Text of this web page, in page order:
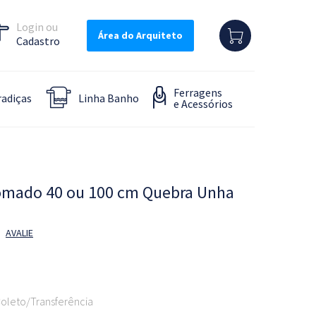
Login
Cadastro
Área do Arquiteto
Linha Banho
Ferragens
e Acessórios
40 ou 100 cm Quebra Unha
AVALIE